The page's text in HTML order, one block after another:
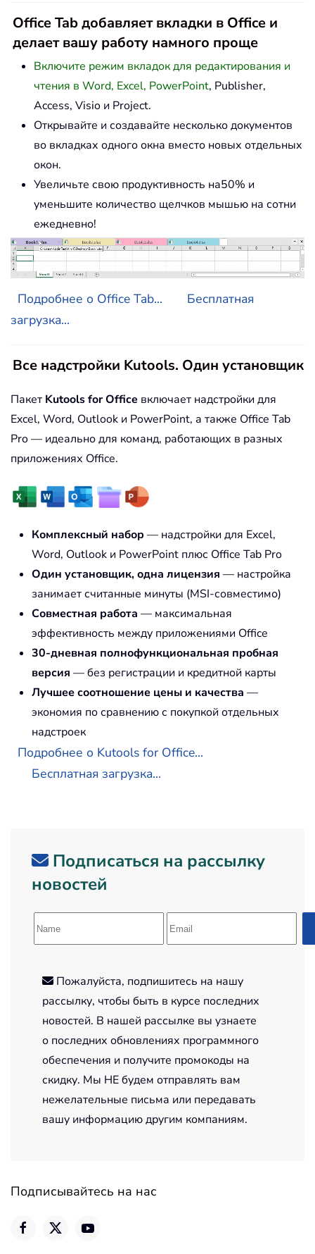
Office Tab добавляет вкладки в Office и
делает вашу работу намного проще
Включите режим вкладок для редактирования и
чтения в Word, Excel, PowerPoint, Publisher,
Access, Visio и Project.
Открывайте и создавайте несколько документов
во вкладках одного окна вместо новых отдельных
окон.
Увеличьте свою продуктивность на50% и
уменьшите количество щелчков мышью на сотни
ежедневно!
Подробнее о Office Tab...
Бесплатная
загрузка...
Все надстройки Kutools. Один установщик
Пакет Kutools for Office включает надстройки для
Excel, Word, Outlook и PowerPoint, а также Office Tab
Pro — идеально для команд, работающих в разных
приложениях Office.
Комплексный набор — надстройки для Excel,
Word, Outlook и PowerPoint плюс Office Tab Pro
Один установщик, одна лицензия — настройка
занимает считанные минуты (MSI-совместимо)
Совместная работа — максимальная
эффективность между приложениями Office
30-дневная полнофункциональная пробная
версия — без регистрации и кредитной карты
Лучшее соотношение цены и качества —
экономия по сравнению с покупкой отдельных
надстроек
Подробнее о Kutools for Office...
Бесплатная загрузка...
Подписаться на рассылку
новостей
Пожалуйста, подпишитесь на нашу
рассылку, чтобы быть в курсе последних
новостей. В нашей рассылке вы узнаете
о последних обновлениях программного
обеспечения и получите промокоды на
скидку. Мы НЕ будем отправлять вам
нежелательные письма или передавать
вашу информацию другим компаниям.
Подписывайтесь на нас